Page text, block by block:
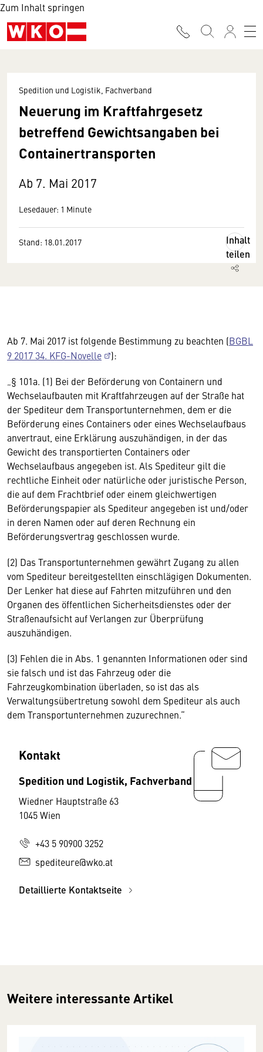
Zum Inhalt springen
Spedition und Logistik, Fachverband
Neuerung im Kraftfahrgesetz
betreffend Gewichtsangaben bei
Containertransporten
Ab 7. Mai 2017
Lesedauer: 1 Minute
Stand: 18.01.2017
Inhalt
teilen
Ab 7. Mai 2017 ist folgende Bestimmung zu beachten (BGBL
9 2017 34. KFG-Novelle
):
„§ 101a. (1) Bei der Beförderung von Containern und
Wechselaufbauten mit Kraftfahrzeugen auf der Straße hat
der Spediteur dem Transportunternehmen, dem er die
Beförderung eines Containers oder eines Wechselaufbaus
anvertraut, eine Erklärung auszuhändigen, in der das
Gewicht des transportierten Containers oder
Wechselaufbaus angegeben ist. Als Spediteur gilt die
rechtliche Einheit oder natürliche oder juristische Person,
die auf dem Frachtbrief oder einem gleichwertigen
Beförderungspapier als Spediteur angegeben ist und/oder
in deren Namen oder auf deren Rechnung ein
Beförderungsvertrag geschlossen wurde.
(2) Das Transportunternehmen gewährt Zugang zu allen
vom Spediteur bereitgestellten einschlägigen Dokumenten.
Der Lenker hat diese auf Fahrten mitzuführen und den
Organen des öffentlichen Sicherheitsdienstes oder der
Straßenaufsicht auf Verlangen zur Überprüfung
auszuhändigen.
(3) Fehlen die in Abs. 1 genannten Informationen oder sind
sie falsch und ist das Fahrzeug oder die
Fahrzeugkombination überladen, so ist das als
Verwaltungsübertretung sowohl dem Spediteur als auch
dem Transportunternehmen zuzurechnen.“
Kontakt
Spedition und Logistik, Fachverband
Wiedner Hauptstraße 63
1045 Wien
+43 5 90900 3252
spediteure@wko.at
Detaillierte Kontaktseite
Weitere interessante Artikel